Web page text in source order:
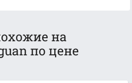
на
по цене